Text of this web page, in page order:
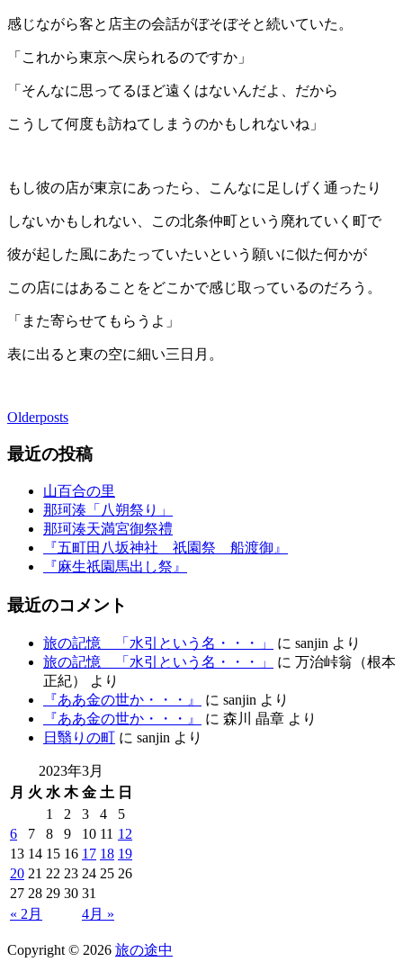
感じながら客と店主の会話がぼそぼそと続いていた。
「これから東京へ戻られるのですか」
「そんなに思ってるほど遠くはないんだよ、だから
こうして何度も訪ねてしまうのかもしれないね」
もし彼の店が東京にあったら、こんなに足しげく通ったり
しないかもしれない、この北条仲町という廃れていく町で
彼が起した風にあたっていたいという願いに似た何かが
この店にはあることをどこかで感じ取っているのだろう。
「また寄らせてもらうよ」
表に出ると東の空に細い三日月。
Olderposts
最近の投稿
山百合の里
那珂湊「八朔祭り」
那珂湊天満宮御祭禮
『五町田八坂神社 祇園祭 船渡御』
『麻生祇園馬出し祭』
最近のコメント
旅の記憶 「水引という名・・・」 に sanjin より
旅の記憶 「水引という名・・・」
に 万治峠翁（根本
正紀）
より
『ああ金の世か・・・』
に sanjin より
『ああ金の世か・・・』
に 森川 晶章 より
日翳りの町 に sanjin より
2023年3月
月 火 水 木 金 土 日
« 2月 4月 »
1 2 3 4
5
6
7 8 9 10 11 12
13 14 15 16 17 18 19
20 21 22 23 24 25 26
27 28 29 30 31
Copyright © 2026 旅の途中